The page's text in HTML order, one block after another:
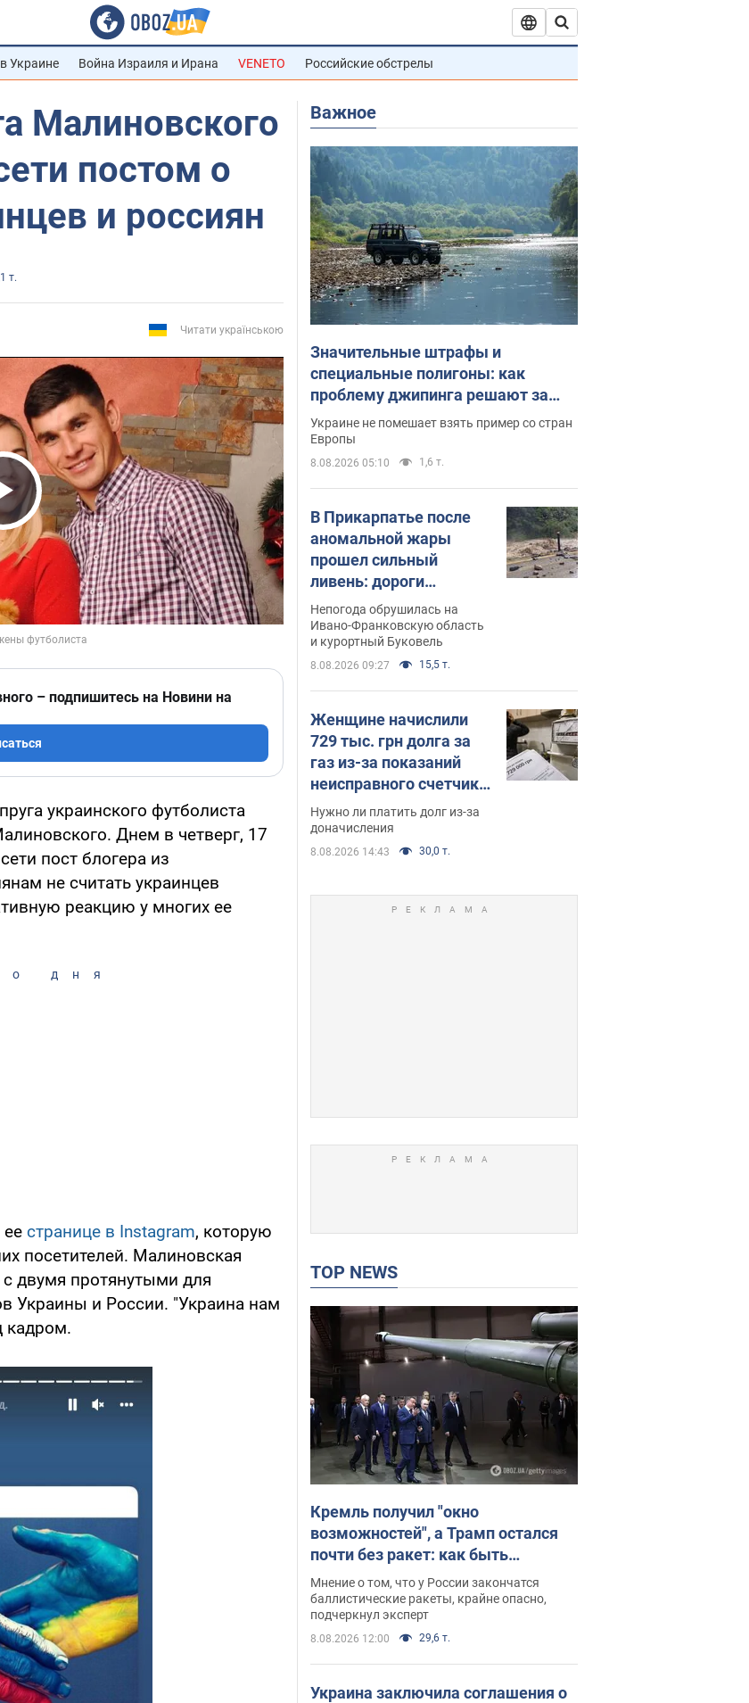
Украине Война Израиля и Ирана VENETO Российские обстрелы
Малиновского
постом о
и россиян
т.
Читати українською
Video
– подпишитесь на Новини на
украинского футболиста
Днем в четверг, 17
пост блогера из
не считать украинцев
реакцию у многих ее
дня
странице в Instagram, которую
посетителей. Малиновская
с двумя протянутыми для
Украины и России. "Украина нам
кадром.
Важное
Значительные штрафы и
специальные полигоны: как
проблему джипинга решают за
границей
Украине не помешает взять пример со стран
Европы
8.08.2026 05:10 1,6 т.
В Прикарпатье после
аномальной жары
прошел сильный
ливень: дороги
превратились в реки.
Видео
Непогода обрушилась на
Ивано-Франковскую область
и курортный Буковель
8.08.2026 09:27 15,5 т.
Женщине начислили
729 тыс. грн долга за
газ из-за показаний
неисправного счетчика:
судья вынес
неожиданное решение
Нужно ли платить долг из-за
доначисления
8.08.2026 14:43 30,0 т.
TOP NEWS
Кремль получил "окно
возможностей", а Трамп остался
почти без ракет: как быть
Украине? Интервью с Мельником
Мнение о том, что у России закончатся
баллистические ракеты, крайне опасно,
подчеркнул эксперт
8.08.2026 12:00 29,6 т.
Украина заключила соглашения о